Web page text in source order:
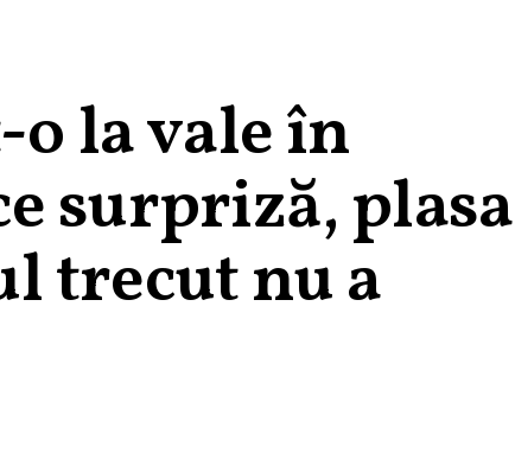
o la vale în
surpriză, plasa
trecut nu a